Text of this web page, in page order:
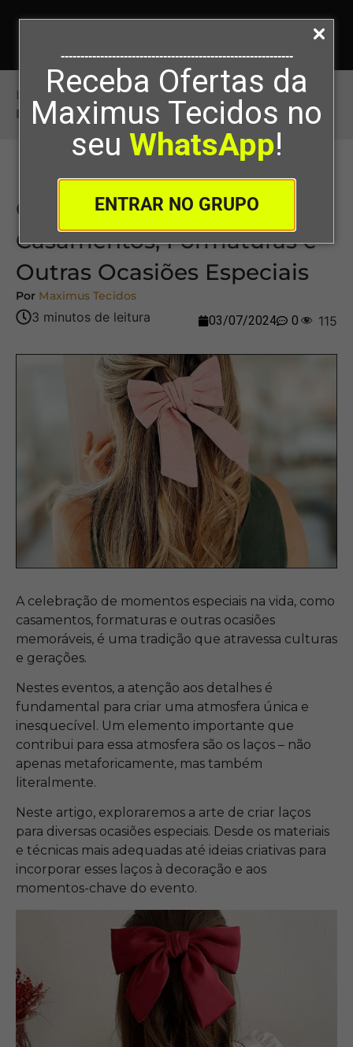
-----------------------------------------------------------
Receba Ofertas da
Maximus Tecidos no
seu WhatsApp!
ENTRAR NO GRUPO
Início>Criando Laços para Casamentos,
Formaturas e Outras Ocasiões Especiais
Criando Laços para
Casamentos, Formaturas e
Outras Ocasiões Especiais
Por Maximus Tecidos
03/07/2024 0 115
A celebração de momentos especiais na vida, como
casamentos, formaturas e outras ocasiões
memoráveis, é uma tradição que atravessa culturas
e gerações.
Nestes eventos, a atenção aos detalhes é
fundamental para criar uma atmosfera única e
inesquecível. Um elemento importante que
contribui para essa atmosfera são os laços – não
apenas metaforicamente, mas também
literalmente.
Neste artigo, exploraremos a arte de criar laços
para diversas ocasiões especiais. Desde os materiais
e técnicas mais adequadas até ideias criativas para
incorporar esses laços à decoração e aos
momentos-chave do evento.